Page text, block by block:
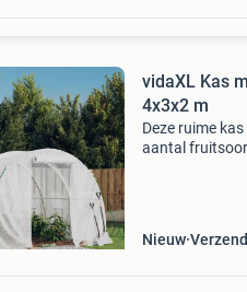
vidaXL Kas
4x3x2 m
Deze ruime
aantal
Nieuw